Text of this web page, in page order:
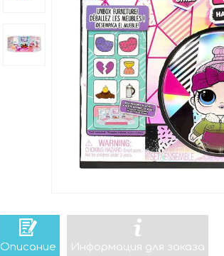
Описание Информация для заказа